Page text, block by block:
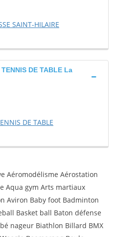
SAINT-HILAIRE
DE TABLE La
DE TABLE
Aéromodélisme Aérostation
Aqua gym Arts martiaux
Aviron Baby foot Badminton
Basket ball Baton défense
nageur Biathlon Billard BMX